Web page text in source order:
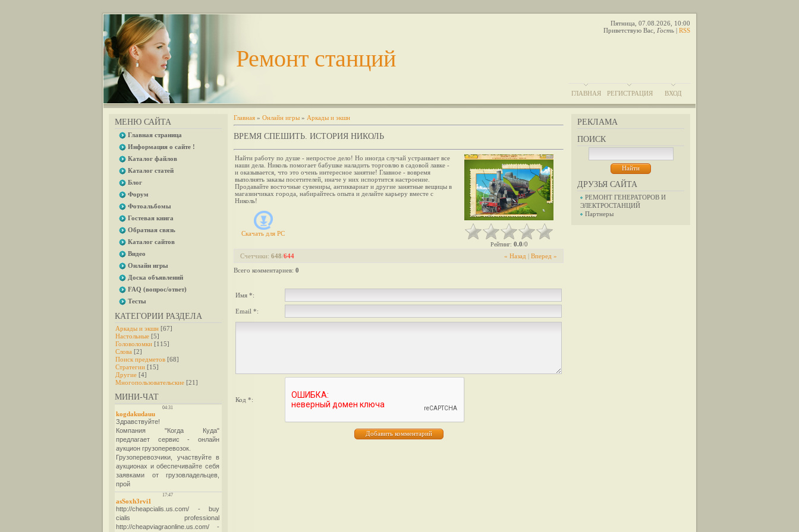
Ремонт станций
Пятница, 07.08.2026, 10:00
Приветствую Вас Гость | RSS
ГЛАВНАЯ РЕГИСТРАЦИЯ ВХОД
МЕНЮ САЙТА
Главная страница
Информация о сайте !
Каталог файлов
Каталог статей
Блог
Форум
Фотоальбомы
Гостевая книга
Обратная связь
Каталог сайтов
Видео
Онлайн игры
Доска объявлений
FAQ (вопрос/ответ)
Тесты
КАТЕГОРИИ РАЗДЕЛА
Аркады и экшн [67]
Настольные [5]
Головоломки [115]
Слова [2]
Поиск предметов [68]
Стратегии [15]
Другие [4]
Многопользовательские [21]
МИНИ-ЧАТ
РЕКЛАМА
ПОИСК
ДРУЗЬЯ САЙТА
РЕМОНТ ГЕНЕРАТОРОВ И
ЭЛЕКТРОСТАНЦИЙ
Партнеры
Главная » Онлайн игры » Аркады и экшн
ВРЕМЯ СПЕШИТЬ. ИСТОРИЯ НИКОЛЬ
Найти работу по душе - непростое дело! Но иногда случай устраивает все
наши дела. Николь помогает бабушке наладить торговлю в садовой лавке -
и оказывается, что это очень интересное занятие! Главное - вовремя
выполнять заказы посетителей, иначе у них испортится настроение.
Продавайте восточные сувениры, антиквариат и другие занятные вещицы в
магазинчиках города, набирайтесь опыта и делайте карьеру вместе с
Николь!
Скачать для PC
Рейтинг: 0.0/0
« Назад | Вперед »
Счетчики: 648/644
Всего комментариев: 0
Имя *:
Email *:
Код *: